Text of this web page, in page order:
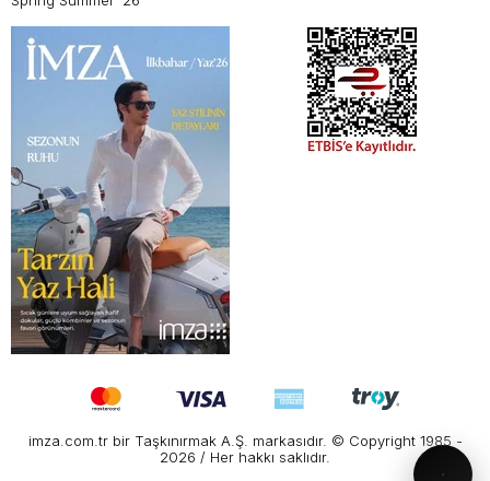
imza.com.tr bir Taşkınırmak A.Ş. markasıdır. © Copyright 1985 -
2026 / Her hakkı saklıdır.